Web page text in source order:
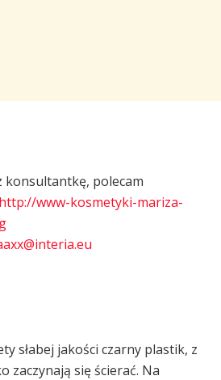
konsultantkę, polecam
http://www-kosmetyki-mariza-
słabej jakości czarny plastik, z
zaczynają się ścierać. Na